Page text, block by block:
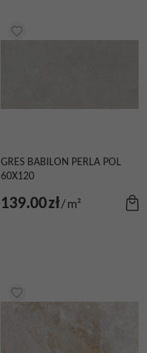
GRES BABILON PERLA POL
60X120
139.00zł/m²